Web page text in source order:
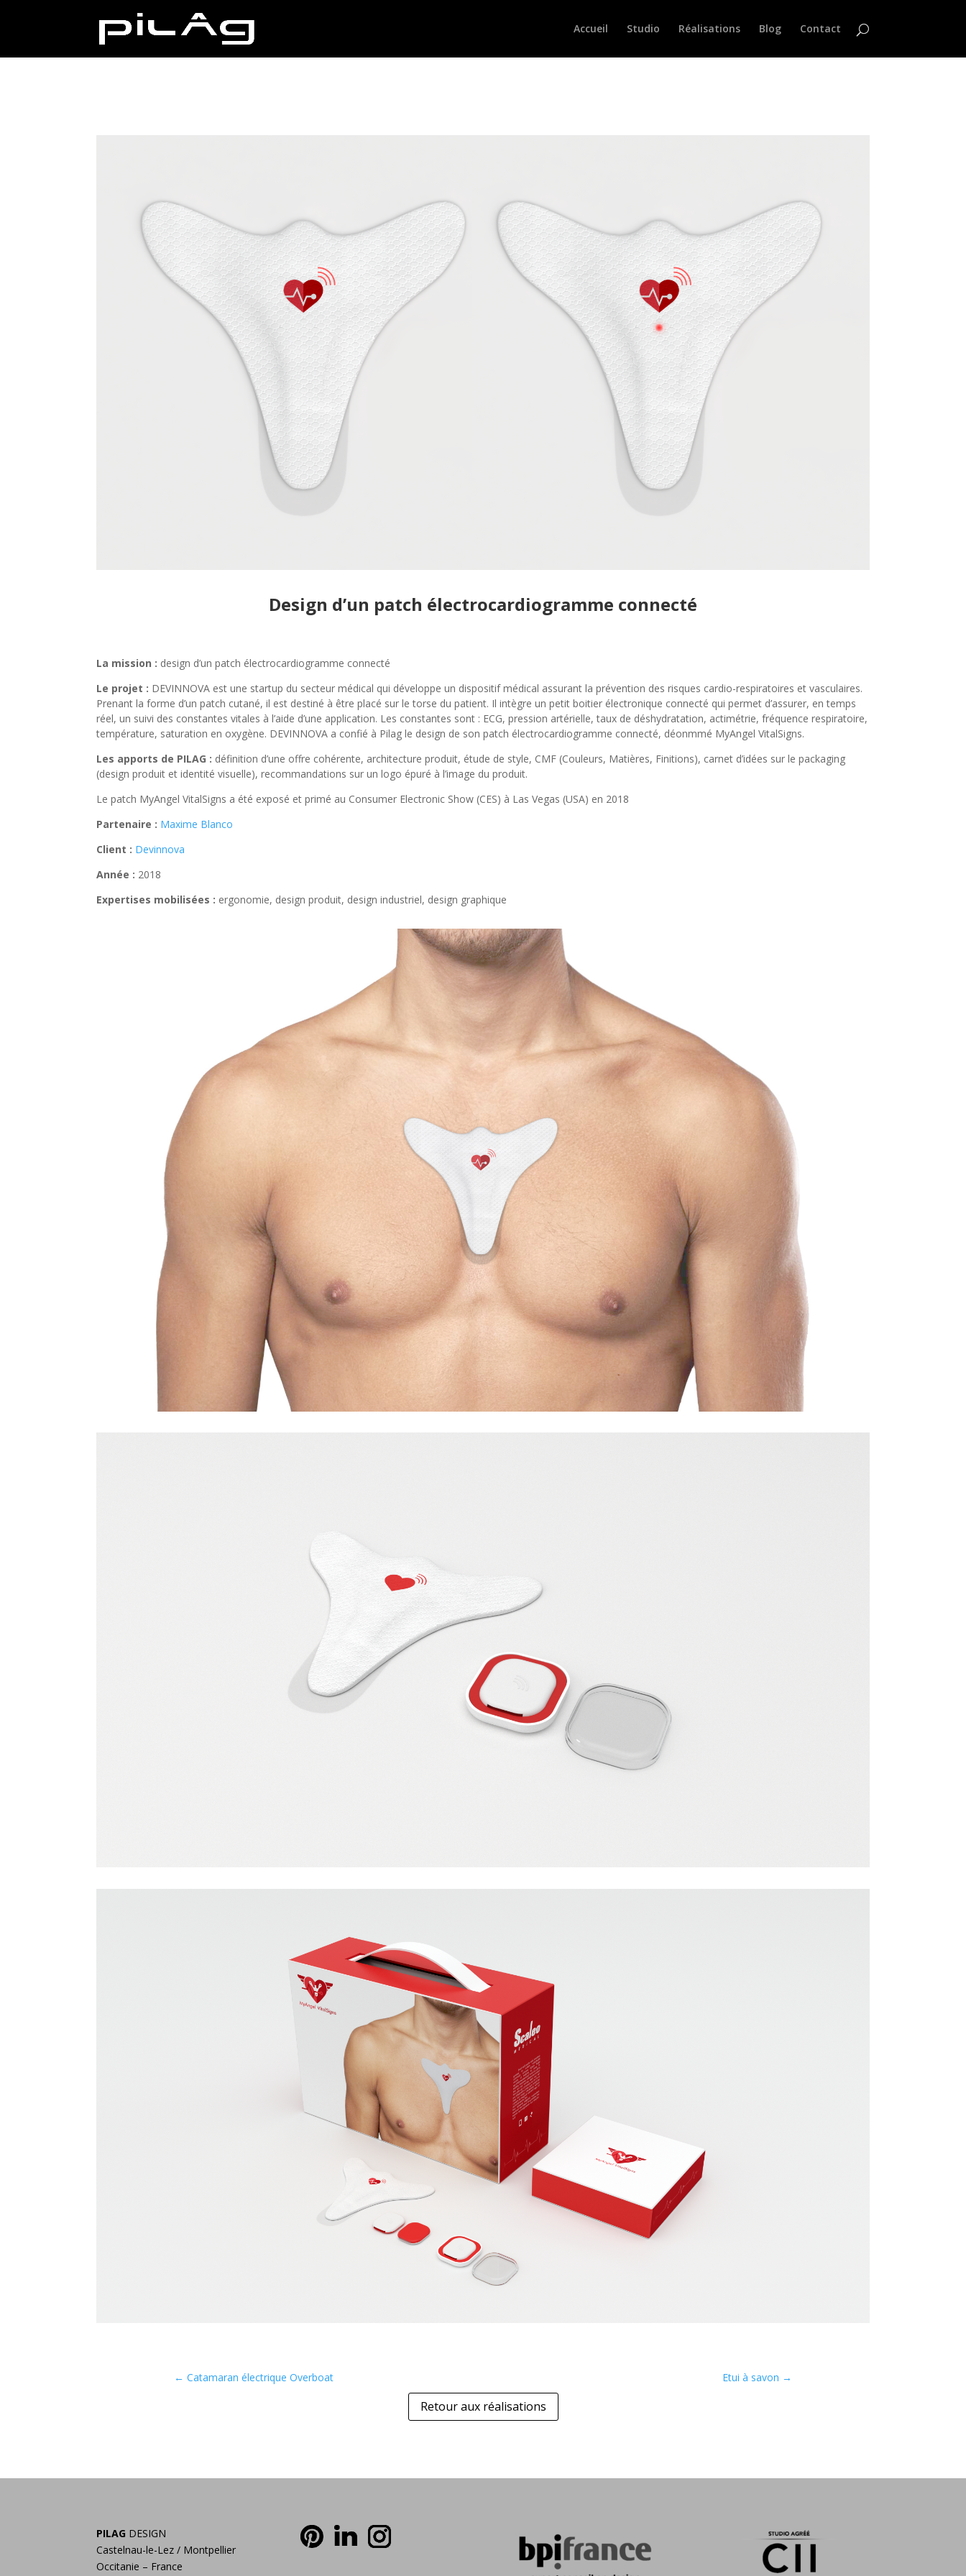
Accueil Studio Réalisations Blog Contact
Design d’un patch électrocardiogramme connecté
La mission : design d’un patch électrocardiogramme connecté
Le projet : DEVINNOVA est une startup du secteur médical qui développe un dispositif médical assurant la prévention des risques cardio-respiratoires et vasculaires.
Prenant la forme d’un patch cutané, il est destiné à être placé sur le torse du patient. Il intègre un petit boitier électronique connecté qui permet d’assurer, en temps
réel, un suivi des constantes vitales à l’aide d’une application. Les constantes sont : ECG, pression artérielle, taux de déshydratation, actimétrie, fréquence respiratoire,
température, saturation en oxygène. DEVINNOVA a confié à Pilag le design de son patch électrocardiogramme connecté, déonmmé MyAngel VitalSigns.
Les apports de PILAG : définition d’une offre cohérente, architecture produit, étude de style, CMF (Couleurs, Matières, Finitions), carnet d’idées sur le packaging
(design produit et identité visuelle), recommandations sur un logo épuré à l’image du produit.
Le patch MyAngel VitalSigns a été exposé et primé au Consumer Electronic Show (CES) à Las Vegas (USA) en 2018
Partenaire : Maxime Blanco
Client : Devinnova
Année : 2018
Expertises mobilisées : ergonomie, design produit, design industriel, design graphique
← Catamaran électrique Overboat Etui à savon →
Retour aux réalisations
PILAG DESIGN
Castelnau-le-Lez / Montpellier
Occitanie – France